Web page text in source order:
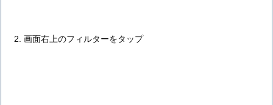
画面右上のフィルターをタップ